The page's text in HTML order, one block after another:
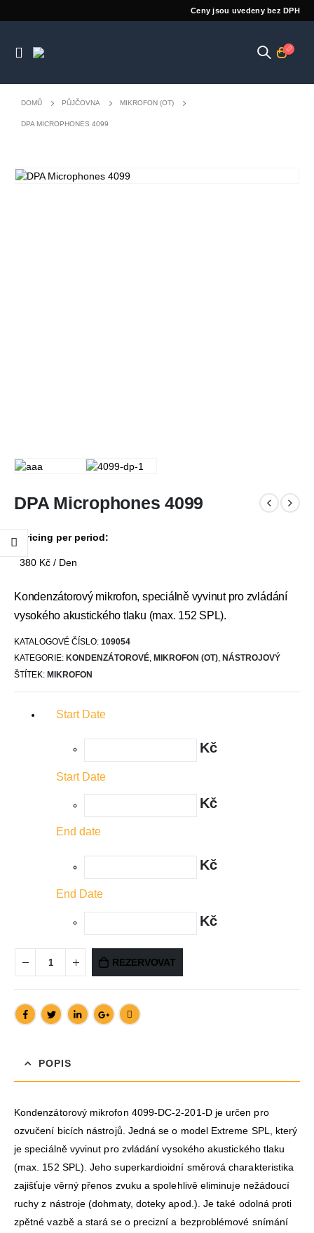
Ceny jsou uvedeny bez DPH
DOMŮ PŮJČOVNA MIKROFON (OT)
DPA MICROPHONES 4099
DPA Microphones 4099
Pricing per period:
380 Kč / Den
Kondenzátorový mikrofon, speciálně vyvinut pro zvládání
vysokého akustického tlaku (max. 152 SPL).
KATALOGOVÉ ČÍSLO: 109054
KATEGORIE: KONDENZÁTOROVÉ, MIKROFON (OT), NÁSTROJOVÝ
ŠTÍTEK: MIKROFON
Start Date
Kč
Start Date
Kč
End date
Kč
End Date
Kč
REZERVOVAT
POPIS
Kondenzátorový mikrofon 4099-DC-2-201-D je určen pro
ozvučení bicích nástrojů. Jedná se o model Extreme SPL, který
je speciálně vyvinut pro zvládání vysokého akustického tlaku
(max. 152 SPL). Jeho superkardioidní směrová charakteristika
zajišťuje věrný přenos zvuku a spolehlivě eliminuje nežádoucí
ruchy z nástroje (dohmaty, doteky apod.). Je také odolná proti
zpětné vazbě a stará se o precizní a bezproblémové snímání